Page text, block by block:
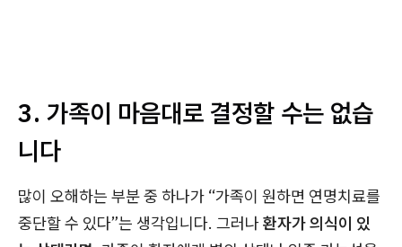
3. 가족이 마음대로 결정할 수는 없습
니다
많이 오해하는 부분 중 하나가 “가족이 원하면 연명치료를
중단할 수 있다”는 생각입니다. 그러나환자가 의식이 있